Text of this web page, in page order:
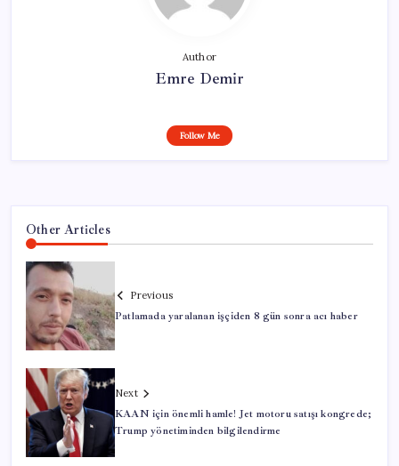
Author
Emre Demir
Follow Me
Other Articles
Previous
Patlamada yaralanan işçiden 8 gün sonra acı haber
Next
KAAN için önemli hamle! Jet motoru satışı kongrede;
Trump yönetiminden bilgilendirme